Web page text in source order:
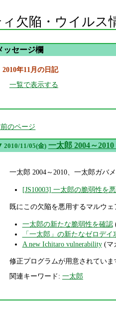
欠陥・ウイルス
ッセージ欄
2010年11月の日記
一覧で表示する
前のページ
2010/11/05(金) 一太郎 2004～
一太郎 2004～2010、一太郎ガバ
[JS10003] 一太郎の脆弱性を
既にこの欠陥を悪用するマルウ
一太郎の新たな脆弱性を確認
「一太郎」の新たなゼロデ
A new Ichitaro vulnerability(マ
修正プログラムが用意されてい
関連キーワード: 一太郎